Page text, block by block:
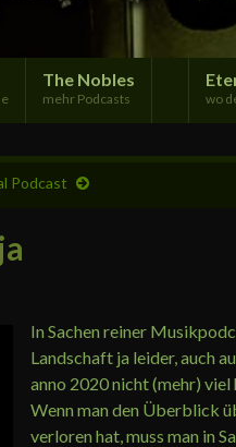
The Nobles
mehr Podcasts wo
Podcast
In Sachen reiner
Landschaft ja leider, auch
anno 2020 nicht (mehr) viel
Wenn man den Überblick
verloren hat, muss man in